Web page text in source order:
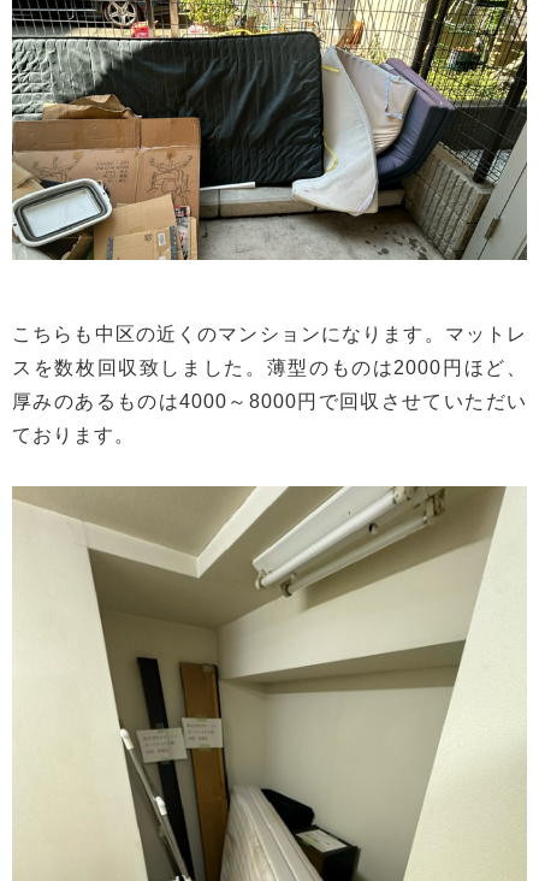
こちらも中区の近くのマンションになります。マットレ
スを数枚回収致しました。薄型のものは2000円ほど、
厚みのあるものは4000～8000円で回収させていただい
ております。